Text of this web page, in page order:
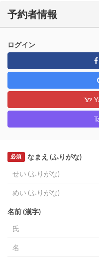
予約者情報
ログイン
なまえ (ふりがな)
必須
名前 (漢字)